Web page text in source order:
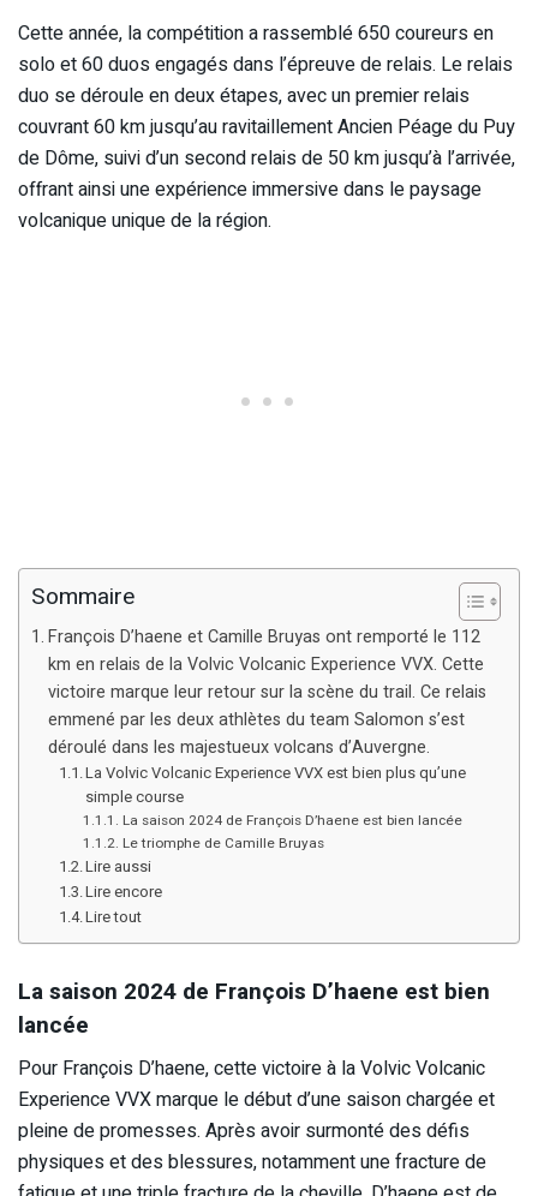
Cette année, la compétition a rassemblé 650 coureurs en
solo et 60 duos engagés dans l’épreuve de relais. Le relais
duo se déroule en deux étapes, avec un premier relais
couvrant 60 km jusqu’au ravitaillement Ancien Péage du Puy
de Dôme, suivi d’un second relais de 50 km jusqu’à l’arrivée,
offrant ainsi une expérience immersive dans le paysage
volcanique unique de la région.
Sommaire
François D’haene et Camille Bruyas ont remporté le 112
km en relais de la Volvic Volcanic Experience VVX. Cette
victoire marque leur retour sur la scène du trail. Ce relais
emmené par les deux athlètes du team Salomon s’est
déroulé dans les majestueux volcans d’Auvergne.
La Volvic Volcanic Experience VVX est bien plus qu’une
simple course
La saison 2024 de François D’haene est bien lancée
Le triomphe de Camille Bruyas
Lire aussi
Lire encore
Lire tout
La saison 2024 de François D’haene est bien
lancée
Pour François D’haene, cette victoire à la Volvic Volcanic
Experience VVX marque le début d’une saison chargée et
pleine de promesses. Après avoir surmonté des défis
physiques et des blessures, notamment une fracture de